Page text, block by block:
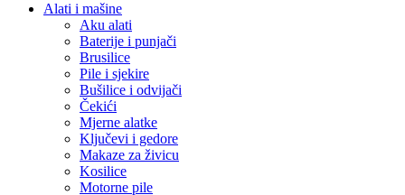
Alati i mašine
Aku alati
Baterije i punjači
Brusilice
Pile i sjekire
Bušilice i odvijači
Čekići
Mjerne alatke
Ključevi i gedore
Makaze za živicu
Kosilice
Motorne pile